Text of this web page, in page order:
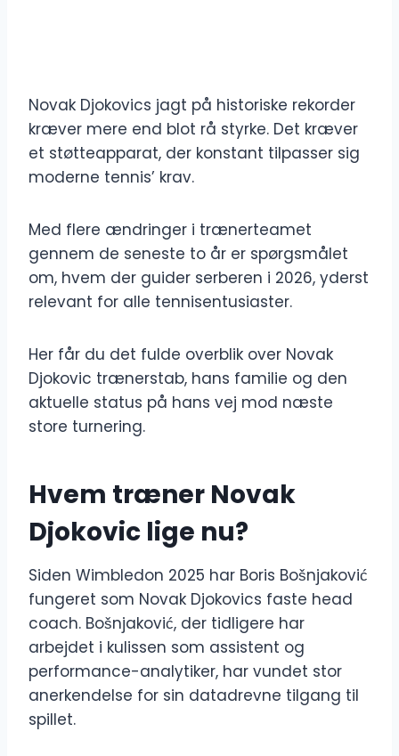
Novak Djokovics jagt på historiske rekorder
kræver mere end blot rå styrke. Det kræver
et støtteapparat, der konstant tilpasser sig
moderne tennis’ krav.
Med flere ændringer i trænerteamet
gennem de seneste to år er spørgsmålet
om, hvem der guider serberen i 2026, yderst
relevant for alle tennisentusiaster.
Her får du det fulde overblik over Novak
Djokovic trænerstab, hans familie og den
aktuelle status på hans vej mod næste
store turnering.
Hvem træner Novak
Djokovic lige nu?
Siden Wimbledon 2025 har Boris Bošnjaković
fungeret som Novak Djokovics faste head
coach. Bošnjaković, der tidligere har
arbejdet i kulissen som assistent og
performance-analytiker, har vundet stor
anerkendelse for sin datadrevne tilgang til
spillet.